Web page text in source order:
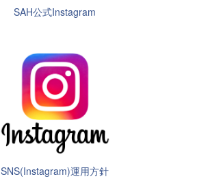
SAH公式Instagram
SNS(Instagram)運用方針